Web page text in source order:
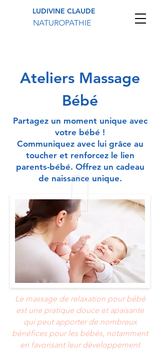
NATUROPATHIE
LUDIVINE CLAUDE
Ateliers Massage
Bébé
Partagez un moment unique avec
votre bébé !
Communiquez avec lui grâce au
toucher et renforcez le lien
parents-bébé. Offrez un cadeau
de naissance unique.
Le massage de relaxation pour bébé
est une pratique douce et apaisante
qui peut apporter de nombreux
bénéfices pour les bébés, notamment
en favorisant leur développement